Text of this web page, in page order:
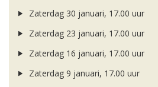
Zaterdag 30 januari, 17.00 uur
Zaterdag 23 januari, 17.00 uur
Zaterdag 16 januari, 17.00 uur
Zaterdag 9 januari, 17.00 uur